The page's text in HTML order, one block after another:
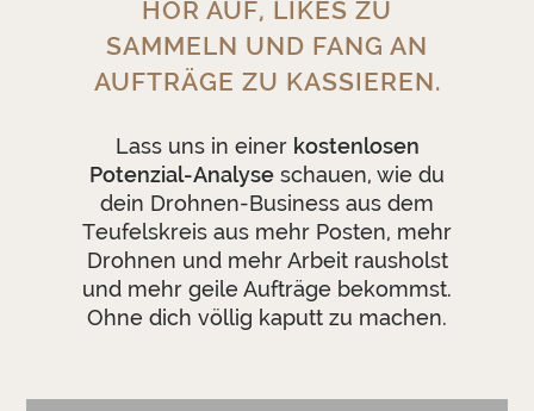
HÖR AUF, LIKES ZU
SAMMELN UND FANG AN
AUFTRÄGE ZU KASSIEREN.
Lass uns in einer kostenlosen
Potenzial-Analyse schauen, wie du
dein Drohnen-Business aus dem
Teufelskreis aus mehr Posten, mehr
Drohnen und mehr Arbeit rausholst
und mehr geile Aufträge bekommst.
Ohne dich völlig kaputt zu machen.